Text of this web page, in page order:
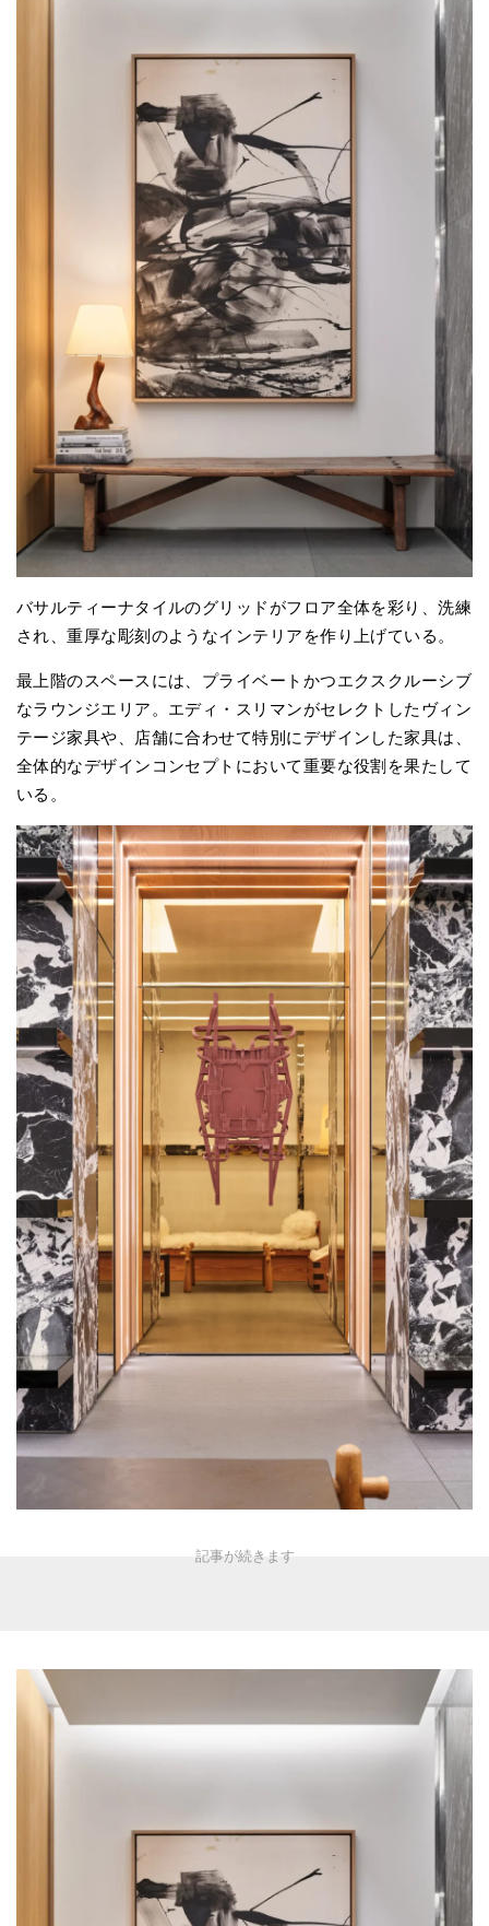
バサルティーナタイルのグリッドがフロア全体を彩り、洗練
され、重厚な彫刻のようなインテリアを作り上げている。
最上階のスペースには、プライベートかつエクスクルーシブ
なラウンジエリア。エディ・スリマンがセレクトしたヴィン
テージ家具や、店舗に合わせて特別にデザインした家具は、
全体的なデザインコンセプトにおいて重要な役割を果たして
いる。